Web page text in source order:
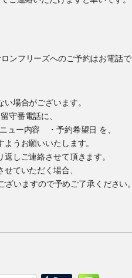
場合がございます。
守番電話に、
ュー内容 ・予約希望日 を、
うお願いいたします。
しご連絡させて頂きます。
ていただく場合、
いますので予めご了承ください。